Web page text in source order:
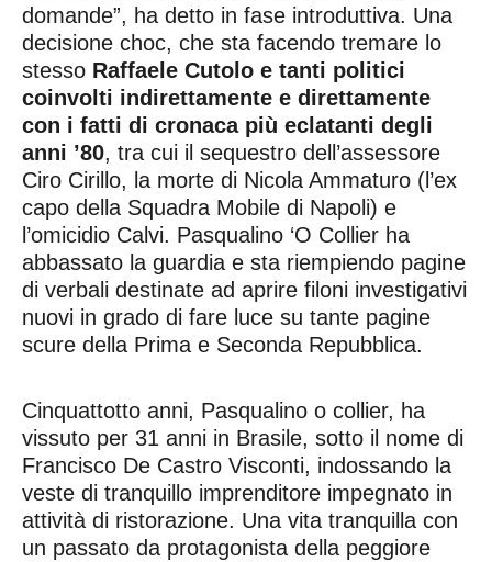
domande”, ha detto in fase introduttiva. Una
decisione choc, che sta facendo tremare lo
stesso Raffaele Cutolo e tanti politici
coinvolti indirettamente e direttamente
con i fatti di cronaca più eclatanti degli
anni ’80, tra cui il sequestro dell’assessore
Ciro Cirillo, la morte di Nicola Ammaturo (l’ex
capo della Squadra Mobile di Napoli) e
l’omicidio Calvi. Pasqualino ‘O Collier ha
abbassato la guardia e sta riempiendo pagine
di verbali destinate ad aprire filoni investigativi
nuovi in grado di fare luce su tante pagine
scure della Prima e Seconda Repubblica.
Cinquattotto anni, Pasqualino o collier, ha
vissuto per 31 anni in Brasile, sotto il nome di
Francisco De Castro Visconti, indossando la
veste di tranquillo imprenditore impegnato in
attività di ristorazione. Una vita tranquilla con
un passato da protagonista della peggiore